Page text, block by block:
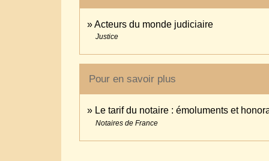
Acteurs du monde judiciaire
Justice
Pour en savoir plus
Le tarif du notaire : émoluments et
Notaires de France